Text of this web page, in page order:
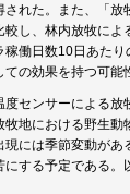
された。また、「
較し、林内放牧に
稼働日数10日あた
の効果を持つ可能
度センサーによる
牧地における野生
現には季節変動が
する予定である。